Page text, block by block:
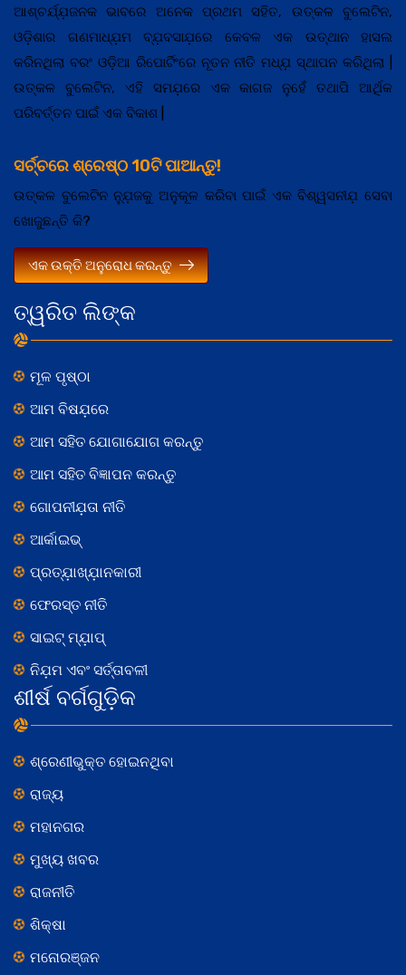
ତ୍ୱରିତ ଲିଙ୍କ
ମୂଳ ପୃଷ୍ଠା
ଆମ ବିଷଯ଼ରେ
ଆମ ସହିତ ଯୋଗାଯୋଗ କରନ୍ତୁ
ଆମ ସହିତ ବିଜ୍ଞାପନ କରନ୍ତୁ
ଗୋପନୀଯ଼ତା ନୀତି
ଆର୍କାଇଭ୍
ପ୍ରତ୍ଯ଼ାଖ୍ଯ଼ାନକାରୀ
ଫେରସ୍ତ ନୀତି
ସାଇଟ୍ ମ୍ଯ଼ାପ୍
ନିଯ଼ମ ଏବଂ ସର୍ତ୍ତାବଳୀ
ଶୀର୍ଷ ବର୍ଗଗୁଡ଼ିକ
ଶ୍ରେଣୀଭୁକ୍ତ ହୋଇନଥିବା
ରାଜ୍ୟ
ମହାନଗର
ମୁଖ୍ୟ ଖବର
ରାଜନୀତି
ଶିକ୍ଷା
ମନୋରଞ୍ଜନ
ଆଶ୍ଚର୍ଯ୍ଯ଼ଜନକ ଭାବରେ ଅନେକ ପ୍ରଥମ ସହିତ, ଉତ୍କଳ ବୁଲେଟିନ,
ଓଡ଼ିଶାର ଗଣମାଧ୍ଯ଼ମ ବ୍ଯ଼ବସାଯ଼ରେ କେବଳ ଏକ ଉତ୍ଥାନ ହାସଲ
କରିନଥିଲା ବରଂ ଓଡ଼ିଆ ରିପୋର୍ଟିଂରେ ନୂତନ ନୀତି ମଧ୍ଯ଼ ସ୍ଥାପନ କରିଥିଲା |
ଉତ୍କଳ ବୁଲେଟିନ, ଏହି ସମଯ଼ରେ ଏକ କାଗଜ ନୁହେଁ ତଥାପି ଆର୍ଥିକ
ପରିବର୍ତ୍ତନ ପାଇଁ ଏକ ବିକାଶ |
ସର୍ଚ୍ଚରେ ଶ୍ରେଷ୍ଠ 10ଟି ପାଆନ୍ତୁ!
ଉତ୍କଳ ବୁଲେଟିନ ନ୍ଯ଼ୁଜକୁ ଅନୁକୂଳ କରିବା ପାଇଁ ଏକ ବିଶ୍ୱସନୀଯ଼ ସେବା
ଖୋଜୁଛନ୍ତି କି?
ଏକ ଉକ୍ତି ଅନୁରୋଧ କରନ୍ତୁ